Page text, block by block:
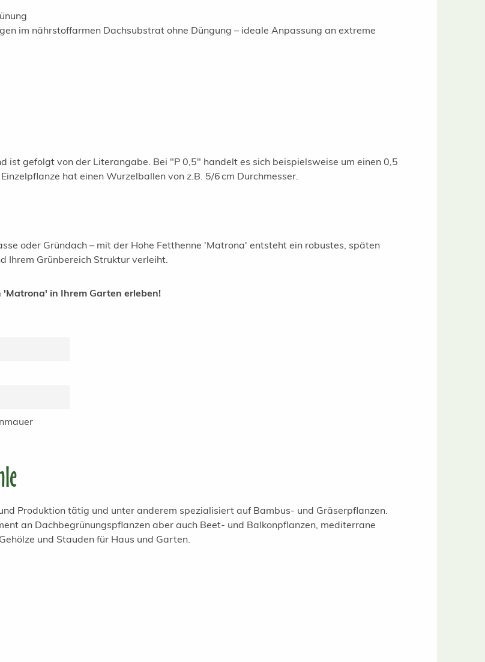
im nährstoffarmen Dachsubstrat ohne Düngung – ideale Anpassung an extreme
ist gefolgt von der Literangabe. Bei "P 0,5" handelt es sich beispielsweise um einen 0,5
hat einen Wurzelballen von z.B. 5/6 cm Durchmesser.
oder Gründach – mit der Hohe Fetthenne 'Matrona' entsteht ein robustes, späten
Ihrem Grünbereich Struktur verleiht.
in Ihrem Garten erleben!
Produktion tätig und unter anderem spezialisiert auf Bambus- und Gräserpflanzen.
an Dachbegrünungspflanzen aber auch Beet- und Balkonpflanzen, mediterrane
und Stauden für Haus und Garten.